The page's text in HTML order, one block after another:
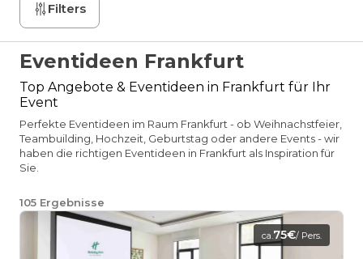
Filters
Eventideen Frankfurt
Top Angebote & Eventideen in Frankfurt für Ihr
Event
Perfekte Eventideen im Raum Frankfurt - ob Weihnachstfeier,
Teambuilding, Hochzeit, Geburtstag oder andere Events - wir
haben die richtigen Eventideen in Frankfurt als Inspiration für
Sie.
105 Ergebnisse
ca.75€/ Pers.